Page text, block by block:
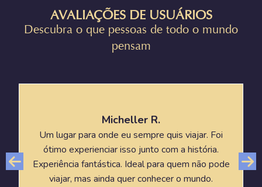
AVALIAÇÕES DE USUÁRIOS
Descubra o que pessoas de todo o mundo
pensam
Micheller R.
Um lugar para onde eu sempre quis viajar. Foi
ótimo experienciar isso junto com a história.
Experiência fantástica. Ideal para quem não pode
viajar, mas ainda quer conhecer o mundo.